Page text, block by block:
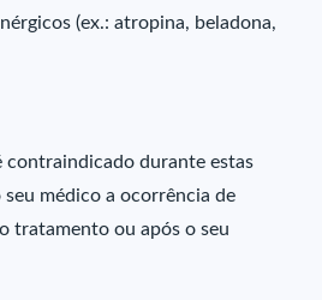
(ex.: atropina, beladona,
contraindicado durante estas
médico a ocorrência de
tratamento ou após o seu